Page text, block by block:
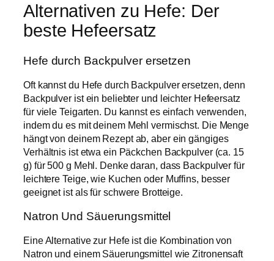
Alternativen zu Hefe: Der
beste Hefeersatz
Hefe durch Backpulver ersetzen
Oft kannst du Hefe durch Backpulver ersetzen, denn
Backpulver ist ein beliebter und leichter Hefeersatz
für viele Teigarten. Du kannst es einfach verwenden,
indem du es mit deinem Mehl vermischst. Die Menge
hängt von deinem Rezept ab, aber ein gängiges
Verhältnis ist etwa ein Päckchen Backpulver (ca. 15
g) für 500 g Mehl. Denke daran, dass Backpulver für
leichtere Teige, wie Kuchen oder Muffins, besser
geeignet ist als für schwere Brotteige.
Natron Und Säuerungsmittel
Eine Alternative zur Hefe ist die Kombination von
Natron und einem Säuerungsmittel wie Zitronensaft